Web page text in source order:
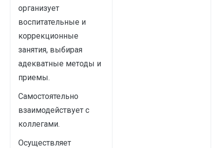
организует
воспитательные и
коррекционные
занятия, выбирая
адекватные методы и
приемы.
Самостоятельно
взаимодействует с
коллегами.
Осуществляет